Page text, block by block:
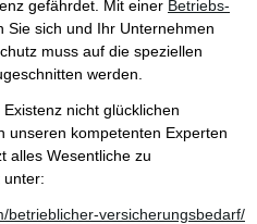
gefährdet. Mit einer Betriebs-
Sie sich und Ihr Unternehmen
muss auf die speziellen
werden.
nicht glücklichen
unseren kompetenten Experten
alles Wesentliche zu
unter:
betrieblicher-versicherungsbedarf/